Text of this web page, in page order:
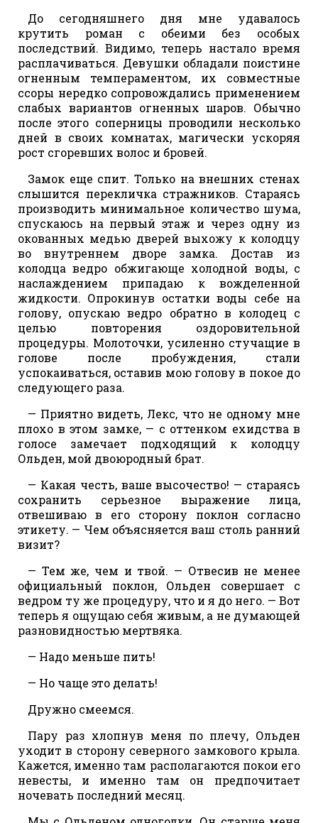
До сегодняшнего дня мне удавалось
крутить роман с обеими без особых
последствий. Видимо, теперь настало время
расплачиваться. Девушки обладали поистине
огненным темпераментом, их совместные
ссоры нередко сопровождались применением
слабых вариантов огненных шаров. Обычно
после этого соперницы проводили несколько
дней в своих комнатах, магически ускоряя
рост сгоревших волос и бровей.
Замок еще спит. Только на внешних стенах
слышится перекличка стражников. Стараясь
производить минимальное количество шума,
спускаюсь на первый этаж и через одну из
окованных медью дверей выхожу к колодцу
во внутреннем дворе замка. Достав из
колодца ведро обжигающе холодной воды, с
наслаждением припадаю к вожделенной
жидкости. Опрокинув остатки воды себе на
голову, опускаю ведро обратно в колодец с
целью повторения оздоровительной
процедуры. Молоточки, усиленно стучащие в
голове после пробуждения, стали
успокаиваться, оставив мою голову в покое до
следующего раза.
— Приятно видеть, Лекс, что не одному мне
плохо в этом замке, — с оттенком ехидства в
голосе замечает подходящий к колодцу
Ольден, мой двоюродный брат.
— Какая честь, ваше высочество! — стараясь
сохранить серьезное выражение лица,
отвешиваю в его сторону поклон согласно
этикету. — Чем объясняется ваш столь ранний
визит?
— Тем же, чем и твой. — Отвесив не менее
официальный поклон, Ольден совершает с
ведром ту же процедуру, что и я до него. — Вот
теперь я ощущаю себя живым, а не думающей
разновидностью мертвяка.
— Надо меньше пить!
— Но чаще это делать!
Дружно смеемся.
Пару раз хлопнув меня по плечу, Ольден
уходит в сторону северного замкового крыла.
Кажется, именно там располагаются покои его
невесты, и именно там он предпочитает
ночевать последний месяц.